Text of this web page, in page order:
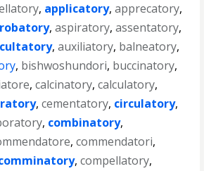
, applicatory,apprecatory,
,aspiratory,assentatory,
,auxiliatory, balneatory,
, bishwoshundori, buccinatory,
,calcinatory,calculatory,
,cementatory, circulatory,
, combinatory,
,commendatori,
,compellatory,